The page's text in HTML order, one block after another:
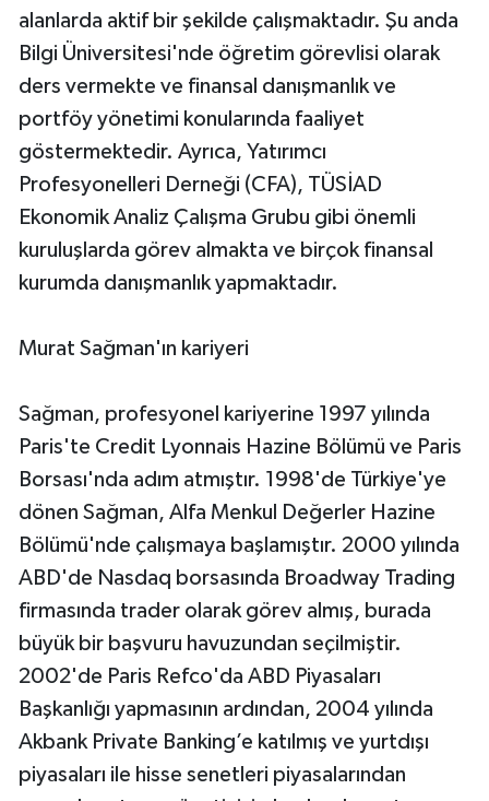
alanlarda aktif bir şekilde çalışmaktadır. Şu anda
Bilgi Üniversitesi'nde öğretim görevlisi olarak
ders vermekte ve finansal danışmanlık ve
portföy yönetimi konularında faaliyet
göstermektedir. Ayrıca, Yatırımcı
Profesyonelleri Derneği (CFA), TÜSİAD
Ekonomik Analiz Çalışma Grubu gibi önemli
kuruluşlarda görev almakta ve birçok finansal
kurumda danışmanlık yapmaktadır.
Murat Sağman'ın kariyeri
Sağman, profesyonel kariyerine 1997 yılında
Paris'te Credit Lyonnais Hazine Bölümü ve Paris
Borsası'nda adım atmıştır. 1998'de Türkiye'ye
dönen Sağman, Alfa Menkul Değerler Hazine
Bölümü'nde çalışmaya başlamıştır. 2000 yılında
ABD'de Nasdaq borsasında Broadway Trading
firmasında trader olarak görev almış, burada
büyük bir başvuru havuzundan seçilmiştir.
2002'de Paris Refco'da ABD Piyasaları
Başkanlığı yapmasının ardından, 2004 yılında
Akbank Private Banking’e katılmış ve yurtdışı
piyasaları ile hisse senetleri piyasalarından